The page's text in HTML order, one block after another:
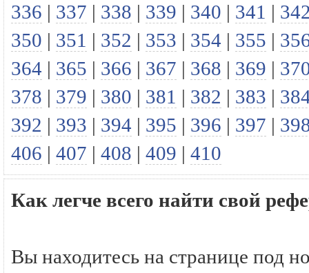
336 | 337 | 338 | 339 | 340 | 341 |
350 | 351 | 352 | 353 | 354 | 355 |
364 | 365 | 366 | 367 | 368 | 369 |
378 | 379 | 380 | 381 | 382 | 383 |
392 | 393 | 394 | 395 | 396 | 397 |
406 | 407 | 408 | 409 | 410
Как легче всего найти свой
Вы находитесь на странице под